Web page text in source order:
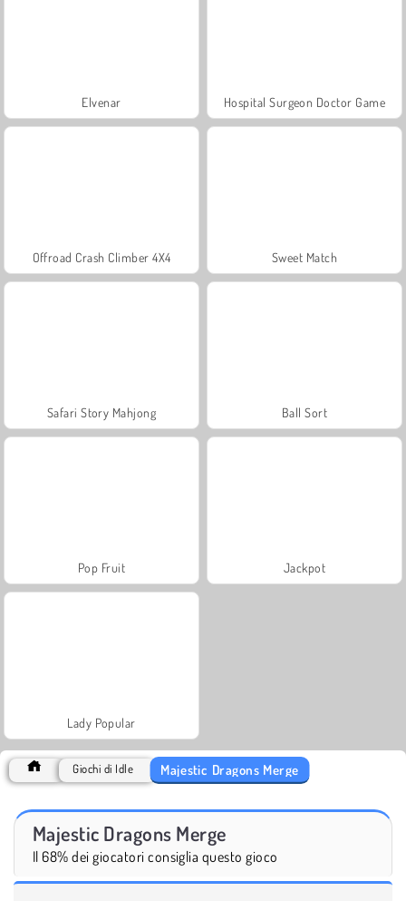
Elvenar Hospital Surgeon Doctor Game
Offroad Crash Climber 4X4 Sweet Match
Safari Story Mahjong Ball Sort
Pop Fruit Jackpot
Lady Popular
Giochi di Idle Majestic Dragons Merge
Majestic Dragons Merge
Il 68% dei giocatori consiglia questo gioco